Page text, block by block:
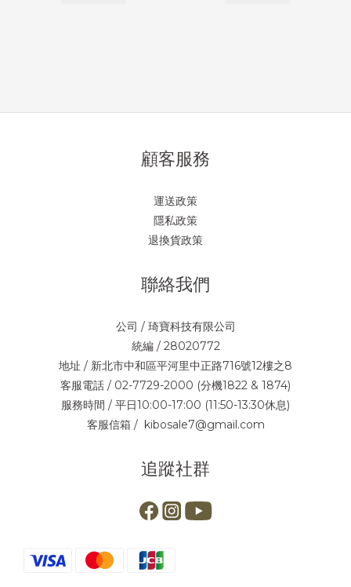
顧客服務
運送政策
隱私政策
退換貨政策
聯絡我們
公司 / 琦寶科技有限公司
統編 / 28020772
地址 / 新北市中和區平河里中正路716號12樓之8
客服電話 / 02-7729-2000 (分機1822 & 1874)
服務時間 / 平日10:00-17:00 (11:50-13:30休息)
客服信箱 / kibosale7@gmail.com
追蹤社群